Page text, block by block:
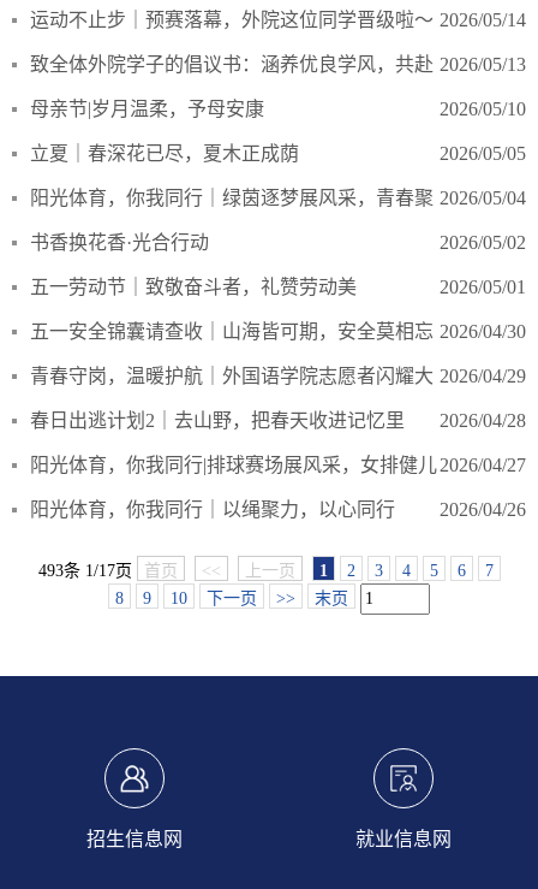
学院外国语学院燃情出征第十八届校运动会
2026/05/14
运动不止步｜预赛落幕，外院这位同学晋级啦～
2026/05/13
致全体外院学子的倡议书：涵养优良学风，共赴
青春之约
2026/05/10
母亲节|岁月温柔，予母安康
2026/05/05
立夏｜春深花已尽，夏木正成荫
2026/05/04
阳光体育，你我同行｜绿茵逐梦展风采，青春聚
力向未来
2026/05/02
书香换花香·光合行动
2026/05/01
五一劳动节｜致敬奋斗者，礼赞劳动美
2026/04/30
五一安全锦囊请查收｜山海皆可期，安全莫相忘
2026/04/29
青春守岗，温暖护航｜外国语学院志愿者闪耀大
连马拉松赛场
2026/04/28
春日出逃计划2｜去山野，把春天收进记忆里
2026/04/27
阳光体育，你我同行|排球赛场展风采，女排健儿
勇夺魁
2026/04/26
阳光体育，你我同行｜以绳聚力，以心同行
493条 1/17页 首页 << 上一页 1 2 3 4 5 6
7
8
9 10 下一页 >> 末页
招生信息网 就业信息网